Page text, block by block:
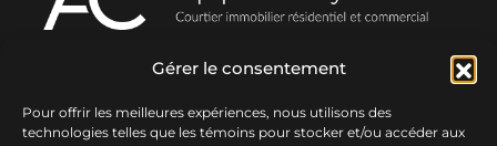
Gérer le consentement
Pour offrir les meilleures expériences, nous utilisons des
technologies telles que les témoins pour stocker et/ou accéder aux
450 964-0333
acloutier@sutton.com